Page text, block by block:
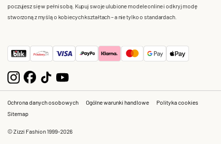
poczujesz się w pełni sobą. Kupuj swoje ulubione modele online i odkryj modę
stworzoną z myślą o kobiecych kształtach – a nie tylko o standardach.
Ochrona danych osobowych Ogólne warunki handlowe
Polityka cookies
Sitemap
© Zizzi Fashion 1999-2026